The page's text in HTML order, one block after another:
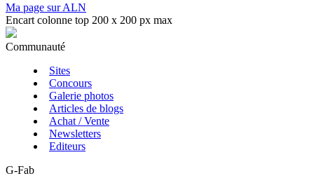
Ma page sur ALN
Encart colonne top 200 x 200 px max
Communauté
Sites
Concours
Galerie photos
Articles de blogs
Achat / Vente
Newsletters
Editeurs
G-Fab